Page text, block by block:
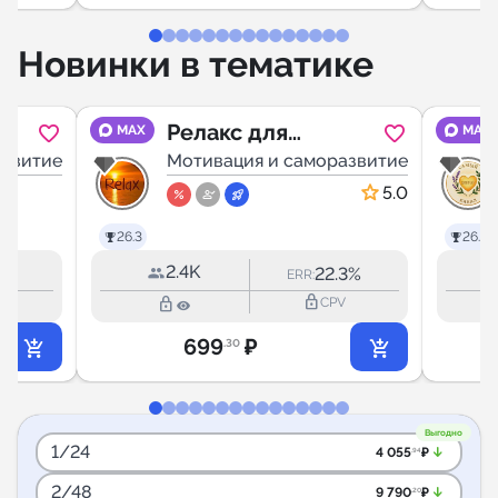
Новинки в тематике
MAX
26.3
Релакс для
Души
Мотивация и саморазвитие
5.0
2.4K ERR:22.3%
lock_outline lock_outlineCPV
699.30 ₽
MAX
26.2
Выгодно
1/24 4 055.94₽ arrow_downward_alt
2/48 9 790.20₽ arrow_downward_alt